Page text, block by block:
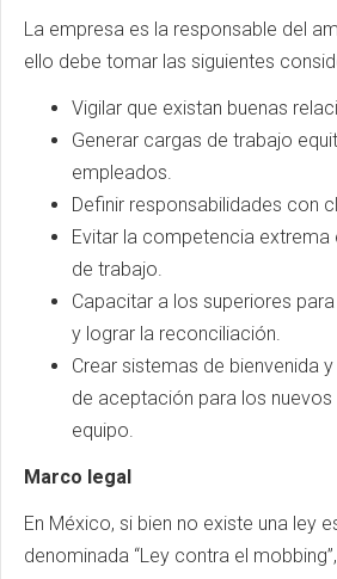
La empresa es la responsable del
ello debe tomar las siguientes
Vigilar que existan buenas
Generar cargas de trabajo
empleados.
Definir responsabilidades con
Evitar la competencia
de trabajo.
Capacitar a los superiores
y lograr la reconciliación.
Crear sistemas de bienvenida
de aceptación para los nuevos
equipo.
Marco legal
En México, si bien no existe una ley
denominada “Ley contra el